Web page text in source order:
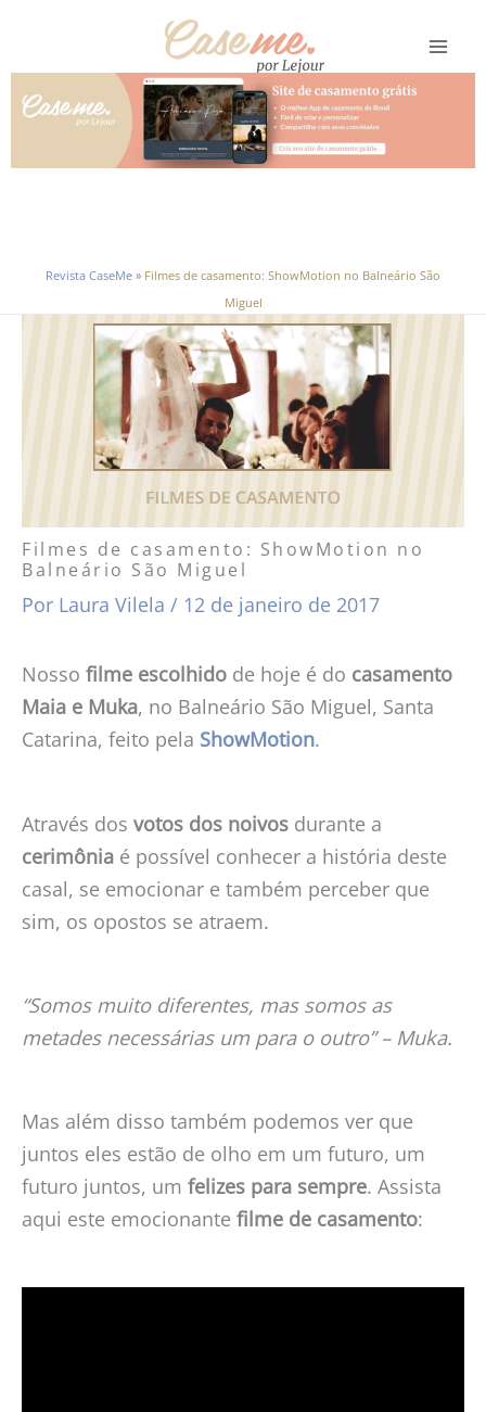
conteúdo
Revista CaseMe » Filmes de casamento: ShowMotion no Balneário São
Miguel
Filmes de casamento: ShowMotion no
Balneário São Miguel
Por Laura Vilela / 12 de janeiro de 2017
Nosso filme escolhido de hoje é do casamento
Maia e Muka, no Balneário São Miguel, Santa
Catarina, feito pela ShowMotion.
Através dos votos dos noivos durante a
cerimônia é possível conhecer a história deste
casal, se emocionar e também perceber que
sim, os opostos se atraem.
“Somos muito diferentes, mas somos as
metades necessárias um para o outro” – Muka.
Mas além disso também podemos ver que
juntos eles estão de olho em um futuro, um
futuro juntos, um felizes para sempre. Assista
aqui este emocionante filme de casamento: